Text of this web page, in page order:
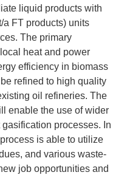
liquid products with
a FT products) units
The primary
heat and power
efficiency in biomass
refined to high quality
oil refineries. The
enable the use of wider
processes. In
is able to utilize
and various waste-
job opportunities and